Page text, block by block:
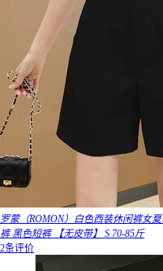
罗蒙（ROMON）白色西装休闲裤女
裤 黑色短裤 【无皮带】 S 70-85斤
2条评价